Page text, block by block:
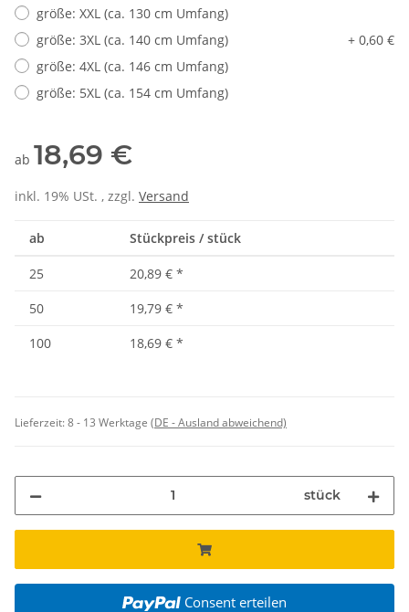
größe: XXL (ca. 130 cm Umfang)
größe: 3XL (ca. 140 cm Umfang)
+ 0,60 €
größe: 4XL (ca. 146 cm Umfang)
größe: 5XL (ca. 154 cm Umfang)
ab 18,69 €
inkl. 19% USt. , zzgl. Versand
ab Stückpreis / stück
25 20,89 € *
50
19,79 € *
100
18,69 € *
Lieferzeit:8 - 13 Werktage (DE - Ausland abweichend)
stück
Consent erteilen